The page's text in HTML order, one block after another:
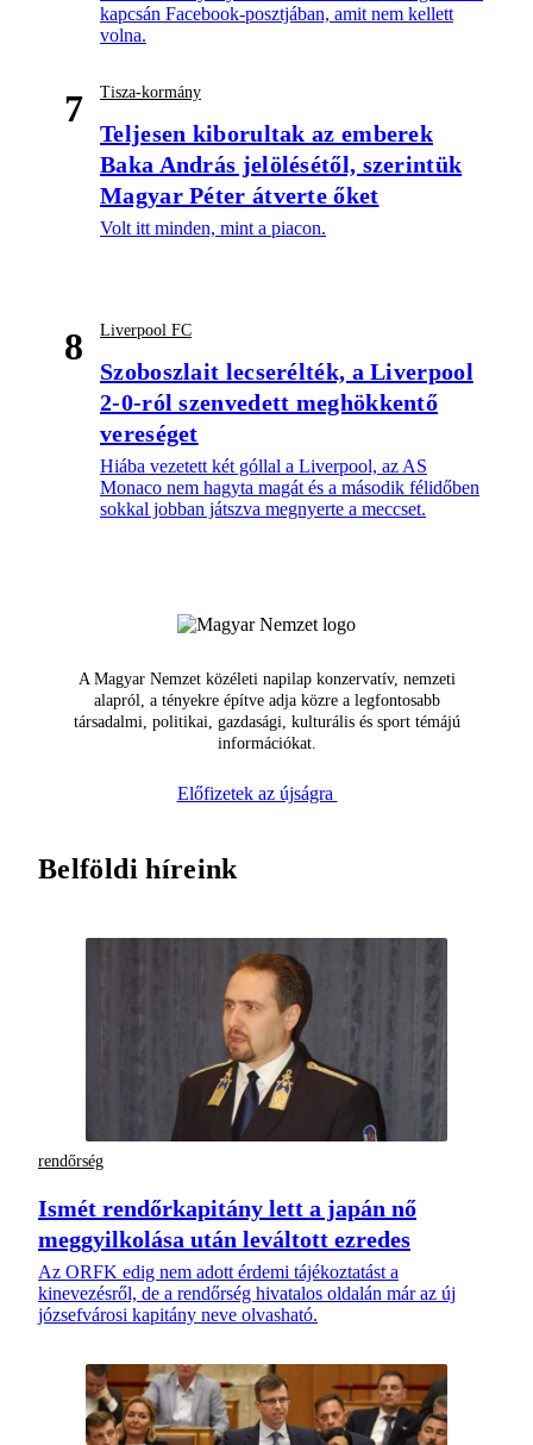
kapcsán Facebook-posztjában, amit nem kellett
volna.
7 Tisza-kormány
Teljesen kiborultak az emberek
Baka András jelölésétől, szerintük
Magyar Péter átverte őket
Volt itt minden, mint a piacon.
8 Liverpool FC
Szoboszlait lecserélték, a Liverpool
2-0-ról szenvedett meghökkentő
vereséget
Hiába vezetett két góllal a Liverpool, az AS
Monaco nem hagyta magát és a második félidőben
sokkal jobban játszva megnyerte a meccset.
A Magyar Nemzet közéleti napilap konzervatív, nemzeti
alapról, a tényekre építve adja közre a legfontosabb
társadalmi, politikai, gazdasági, kulturális és sport témájú
információkat.
Előfizetek az újságra
Belföldi híreink
rendőrség
Ismét rendőrkapitány lett a japán nő
meggyilkolása után leváltott ezredes
Az ORFK edig nem adott érdemi tájékoztatást a
kinevezésről, de a rendőrség hivatalos oldalán már az új
józsefvárosi kapitány neve olvasható.